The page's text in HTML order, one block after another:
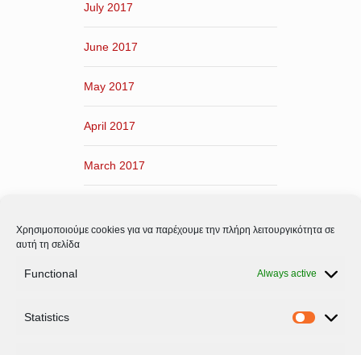
Χρησιμοποιούμε cookies για να παρέχουμε την πλήρη λειτουργικότητα σε
αυτή τη σελίδα
Functional Always active
Statistics
July 2017
June 2017
May 2017
April 2017
March 2017